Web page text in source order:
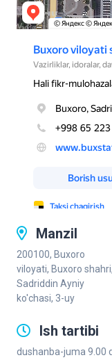
Manzil
200100, Buxoro
viloyati, Buxoro shahri,
Sadriddin Ayniy
ko'chasi, 3-uy
Ish tartibi
dushanba-juma 9.00